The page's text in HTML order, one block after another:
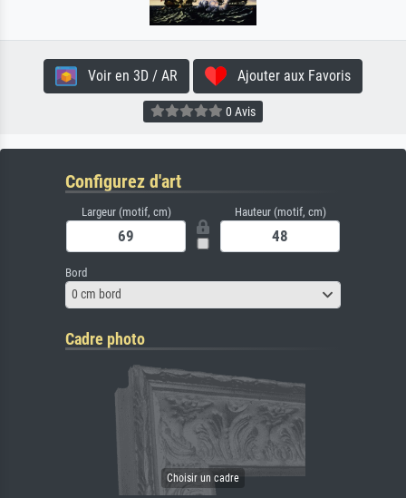
Voir en 3D / AR Ajouter aux Favoris
0 Avis
Configurez d'art
Largeur (motif, cm) Hauteur (motif, cm)
Bord
0 cm bord
Cadre photo